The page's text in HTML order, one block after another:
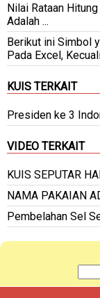
Nilai Rataan
Adalah ...
Berikut ini Simbol
Pada Excel,
KUIS TERKAIT
Presiden ke 3
VIDEO TERKAIT
KUIS SEPUTAR
NAMA PAKAIAN
Pembelahan Sel